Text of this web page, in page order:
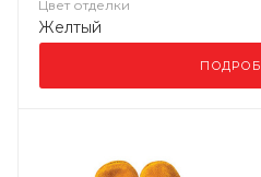
Цвет отделки
Желтый